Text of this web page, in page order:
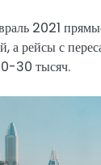
2021
а рейсы с
30 тысяч.